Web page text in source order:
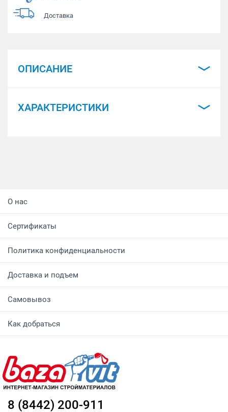
Доставка
ОПИСАНИЕ
ХАРАКТЕРИСТИКИ
О нас
Сертификаты
Политика конфиденциальности
Доставка и подъем
Самовывоз
Как добраться
8 (8442) 200-911